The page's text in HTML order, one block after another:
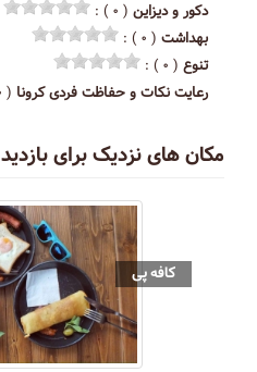
دکور و دیزاین ( ۰ ) :
بهداشت ( ۰ ) :
تنوع ( ۰ ) :
رعایت نکات و حفاظت فردی کرونا ( ۰ ) :
مکان های نزدیک برای بازدید
کافه پی